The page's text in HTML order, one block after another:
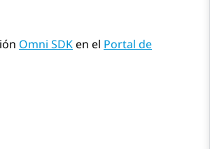
Omni SDKen el Portal de